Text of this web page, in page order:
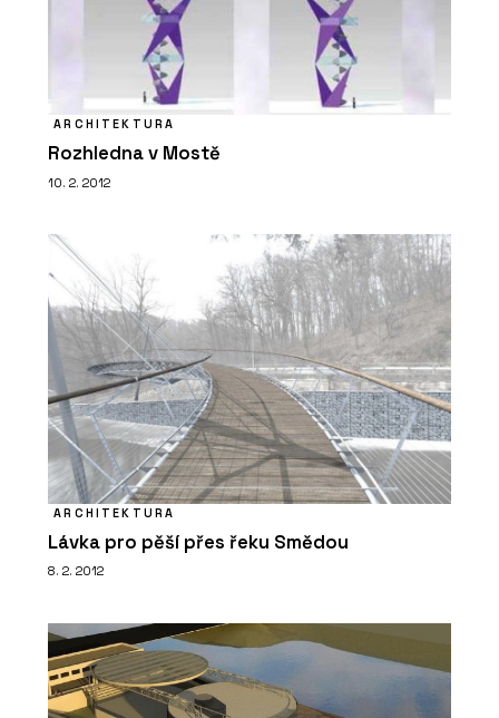
ARCHITEKTURA
Rozhledna v Mostě
10. 2. 2012
ARCHITEKTURA
Lávka pro pěší přes řeku Smědou
8. 2. 2012